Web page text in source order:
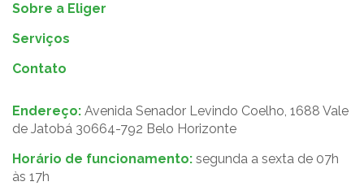
Sobre a Eliger
Serviços
Contato
Endereço: Avenida Senador Levindo Coelho, 1688 Vale
de Jatobá 30664-792 Belo Horizonte
Horário de funcionamento: segunda a sexta de 07h
às 17h